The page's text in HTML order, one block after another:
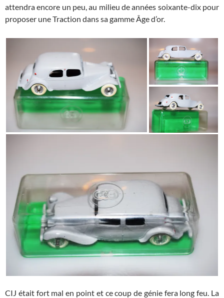
attendra encore un peu, au milieu de années soixante-dix pour
proposer une Traction dans sa gamme Âge d’or.
CIJ était fort mal en point et ce coup de génie fera long feu. La